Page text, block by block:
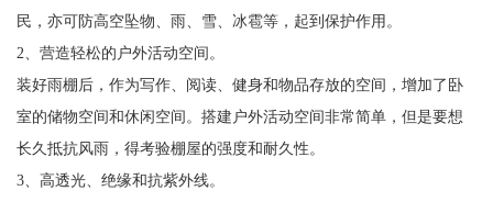
民，亦可防高空坠物、雨、雪、冰雹等，起到保护作用。
2、营造轻松的户外活动空间。
装好雨棚后，作为写作、阅读、健身和物品存放的空间，增加了卧
室的储物空间和休闲空间。搭建户外活动空间非常简单，但是要想
长久抵抗风雨，得考验棚屋的强度和耐久性。
3、高透光、绝缘和抗紫外线。